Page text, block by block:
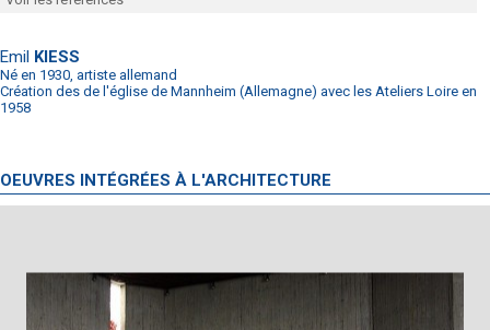
Emil KIESS
Né en 1930, artiste allemand
Création des de l'église de Mannheim (Allemagne) avec les Ateliers Loire en
1958
OEUVRES INTÉGRÉES À L'ARCHITECTURE